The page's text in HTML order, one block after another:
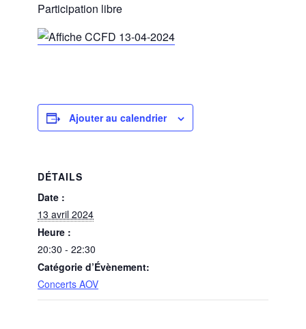
Participation libre
Ajouter au calendrier
DÉTAILS
Date :
13 avril 2024
Heure :
20:30 - 22:30
Catégorie d’Évènement:
Concerts AOV